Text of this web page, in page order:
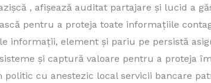
, afișează ​​auditat partajare și lucid a
pentru a proteja toate informațiile
informații, element și pariu pe persistă
și captură valoare pentru a proteja
politic cu anestezic local servicii bancare